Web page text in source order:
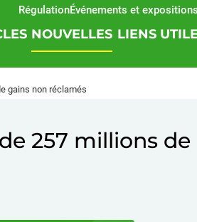
RégulationÉvénements et expositions
NOUVELLES LIENS
gains non réclamés
257 millions de